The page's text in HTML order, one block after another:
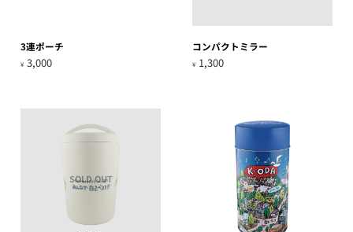
3連ポーチ
¥ 3,000
コンパクトミラー
¥ 1,300
SOLD OUT